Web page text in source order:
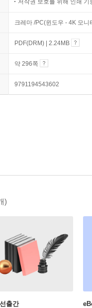
크레마 /PC(윈도우 - 4K 모
PDF(DRM) | 2.24MB
약 296쪽
9791194543602
)
출간